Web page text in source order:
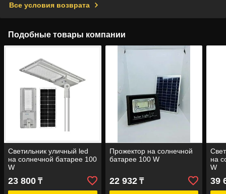
Все условия возврата
Подобные товары компании
Светильник уличный led
на солнечной батарее 100
W
23 800 ₸
Прожектор на солнечной
батарее 100 W
22 932₸
на
W
39